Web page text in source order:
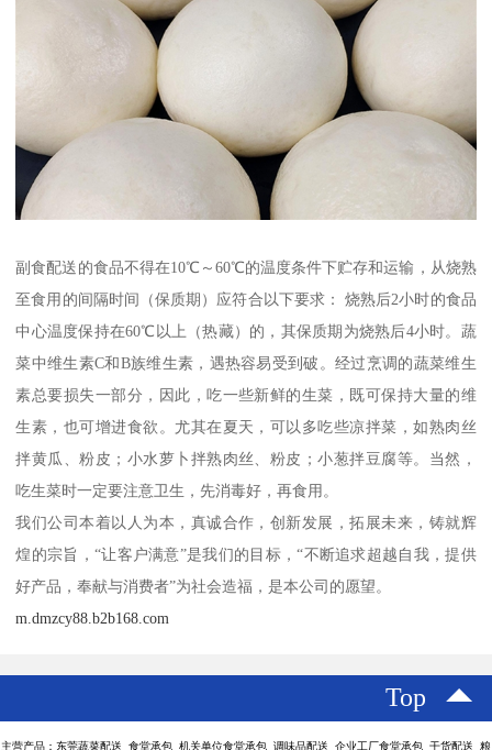
副食配送的食品不得在10℃～60℃的温度条件下贮存和运输，从烧熟
至食用的间隔时间（保质期）应符合以下要求： 烧熟后2小时的食品
中心温度保持在60℃以上（热藏）的，其保质期为烧熟后4小时。蔬
菜中维生素C和B族维生素，遇热容易受到破。经过烹调的蔬菜维生
素总要损失一部分，因此，吃一些新鲜的生菜，既可保持大量的维
生素，也可增进食欲。尤其在夏天，可以多吃些凉拌菜，如熟肉丝
拌黄瓜、粉皮；小水萝卜拌熟肉丝、粉皮；小葱拌豆腐等。当然，
吃生菜时一定要注意卫生，先消毒好，再食用。
我们公司本着以人为本，真诚合作，创新发展，拓展未来，铸就辉
煌的宗旨，“让客户满意”是我们的目标，“不断追求超越自我，提供
好产品，奉献与消费者”为社会造福，是本公司的愿望。
m.dmzcy88.b2b168.com
Top
主营产品：东莞蔬菜配送 食堂承包 机关单位食堂承包 调味品配送 企业工厂食堂承包 干货配送 粮